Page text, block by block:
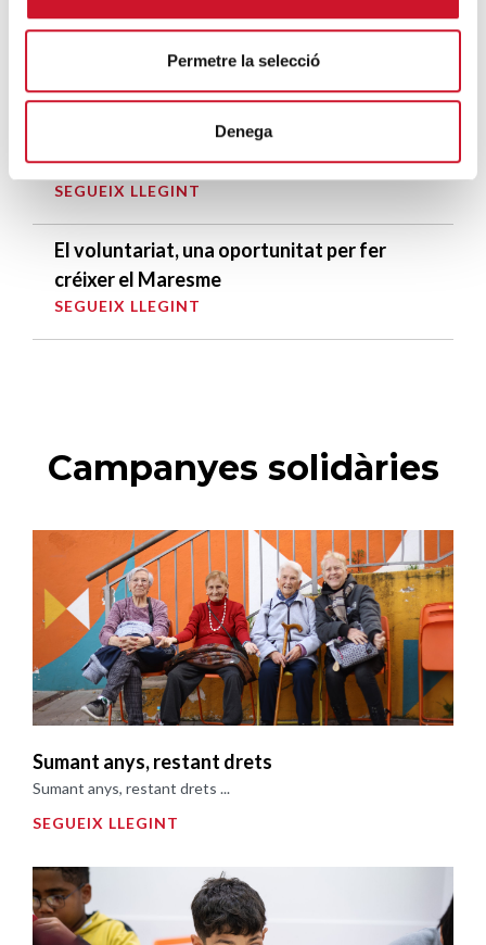
Permetre la selecció
Denega
Càritas Barcelona acompanya més de
4.100 persones en el dispositiu
SEGUEIX LLEGINT
La campana que canvia vides
SEGUEIX LLEGINT
El voluntariat, una oportunitat per fer
créixer el Maresme
SEGUEIX LLEGINT
Campanyes solidàries
Sumant anys, restant drets
Sumant anys, restant drets ...
SEGUEIX LLEGINT